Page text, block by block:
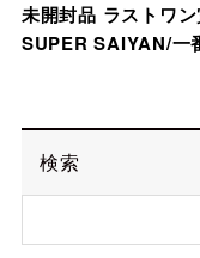
未開封品 ラストワ
SUPER SAIYAN/一
検索